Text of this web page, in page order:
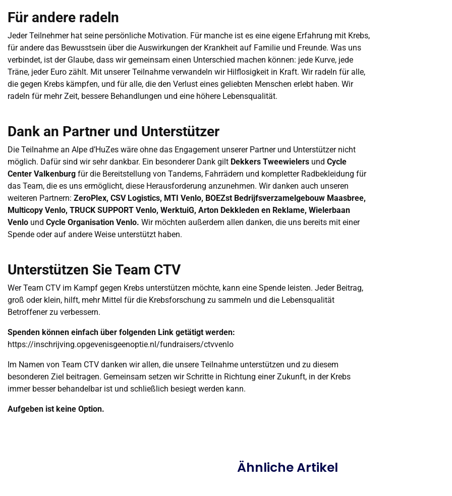
Für andere radeln
Jeder Teilnehmer hat seine persönliche Motivation. Für manche ist es eine eigene Erfahrung mit Krebs,
für andere das Bewusstsein über die Auswirkungen der Krankheit auf Familie und Freunde. Was uns
verbindet, ist der Glaube, dass wir gemeinsam einen Unterschied machen können: jede Kurve, jede
Träne, jeder Euro zählt. Mit unserer Teilnahme verwandeln wir Hilflosigkeit in Kraft. Wir radeln für alle,
die gegen Krebs kämpfen, und für alle, die den Verlust eines geliebten Menschen erlebt haben. Wir
radeln für mehr Zeit, bessere Behandlungen und eine höhere Lebensqualität.
Dank an Partner und Unterstützer
Die Teilnahme an Alpe d’HuZes wäre ohne das Engagement unserer Partner und Unterstützer nicht
möglich. Dafür sind wir sehr dankbar. Ein besonderer Dank gilt Dekkers Tweewielers und Cycle
Center Valkenburg für die Bereitstellung von Tandems, Fahrrädern und kompletter Radbekleidung für
das Team, die es uns ermöglicht, diese Herausforderung anzunehmen. Wir danken auch unseren
weiteren Partnern: ZeroPlex, CSV Logistics, MTI Venlo, BOEZst Bedrijfsverzamelgebouw Maasbree,
Multicopy Venlo, TRUCK SUPPORT Venlo, WerktuiG, Arton Dekkleden en Reklame, Wielerbaan
Venlo und Cycle Organisation Venlo. Wir möchten außerdem allen danken, die uns bereits mit einer
Spende oder auf andere Weise unterstützt haben.
Unterstützen Sie Team CTV
Wer Team CTV im Kampf gegen Krebs unterstützen möchte, kann eine Spende leisten. Jeder Beitrag,
groß oder klein, hilft, mehr Mittel für die Krebsforschung zu sammeln und die Lebensqualität
Betroffener zu verbessern.
Spenden können einfach über folgenden Link getätigt werden:
https://inschrijving.opgevenisgeenoptie.nl/fundraisers/ctvvenlo
Im Namen von Team CTV danken wir allen, die unsere Teilnahme unterstützen und zu diesem
besonderen Ziel beitragen. Gemeinsam setzen wir Schritte in Richtung einer Zukunft, in der Krebs
immer besser behandelbar ist und schließlich besiegt werden kann.
Aufgeben ist keine Option.
Ähnliche Artikel